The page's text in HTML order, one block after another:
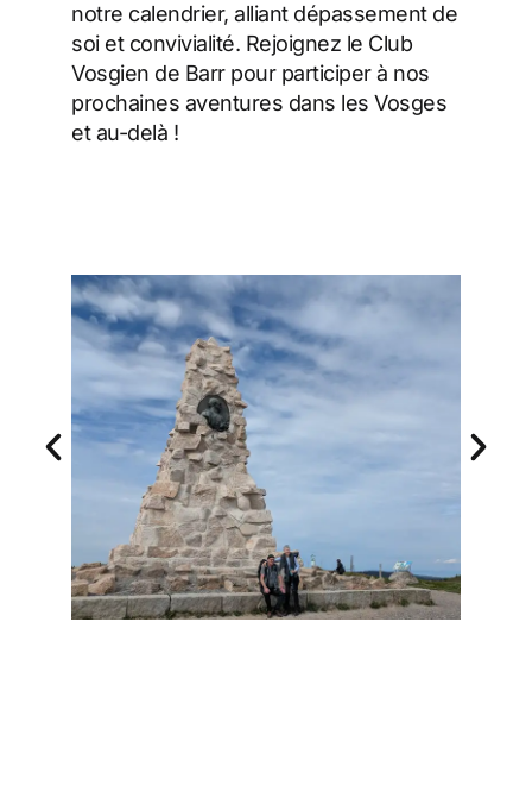
notre calendrier, alliant dépassement de
soi et convivialité. Rejoignez le Club
Vosgien de Barr pour participer à nos
prochaines aventures dans les Vosges
et au-delà !